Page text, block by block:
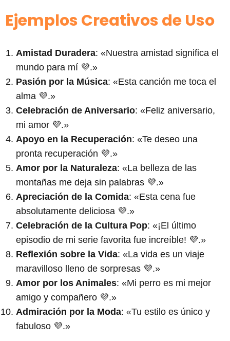
Ejemplos Creativos de Uso
Amistad Duradera: «Nuestra amistad significa el
mundo para mí 💜.»
Pasión por la Música: «Esta canción me toca el
alma 💜.»
Celebración de Aniversario: «Feliz aniversario,
mi amor 💜.»
Apoyo en la Recuperación: «Te deseo una
pronta recuperación 💜.»
Amor por la Naturaleza: «La belleza de las
montañas me deja sin palabras 💜.»
Apreciación de la Comida: «Esta cena fue
absolutamente deliciosa 💜.»
Celebración de la Cultura Pop: «¡El último
episodio de mi serie favorita fue increíble! 💜.»
Reflexión sobre la Vida: «La vida es un viaje
maravilloso lleno de sorpresas 💜.»
Amor por los Animales: «Mi perro es mi mejor
amigo y compañero 💜.»
Admiración por la Moda: «Tu estilo es único y
fabuloso 💜.»